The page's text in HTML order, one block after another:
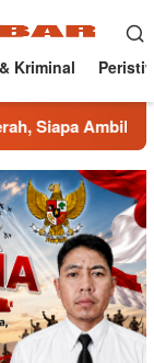
Kriminal
Untung ???